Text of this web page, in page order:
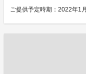
ご提供予定時期：2022年1